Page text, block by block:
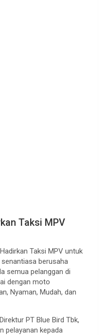
Taksi MPV
Taksi MPV untuk
senantiasa berusaha
semua pelanggan di
dengan moto
Nyaman, Mudah, dan
PT Blue Bird Tbk,
pelayanan kepada